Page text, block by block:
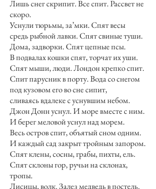
Лишь снег скрипит. Все спит. Рассвет не
скоро.
Уснули тюрьмы, за’мки. Спят весы
средь рыбной лавки. Спят свиные туши.
Дома, задворки. Спят цепные псы.
В подвалах кошки спят, торчат их уши.
Спят мыши, люди. Лондон крепко спит.
Спит парусник в порту. Вода со снегом
под кузовом его во сне сипит,
сливаясь вдалеке с уснувшим небом.
Джон Донн уснул. И море вместе с ним.
И берег меловой уснул над морем.
Весь остров спит, объятый сном одним.
И каждый сад закрыт тройным запором.
Спят клены, сосны, грабы, пихты, ель.
Спят склоны гор, ручьи на склонах,
тропы.
Лисицы, волк. Залез медведь в постель.